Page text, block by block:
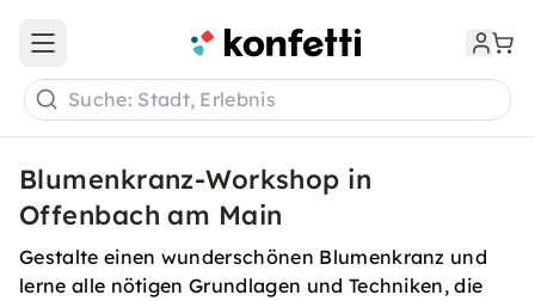
Open main menu
Suche: Stadt, Erlebnis
Blumenkranz-Workshop in
Offenbach am Main
Gestalte einen wunderschönen Blumenkranz und
lerne alle nötigen Grundlagen und Techniken, die